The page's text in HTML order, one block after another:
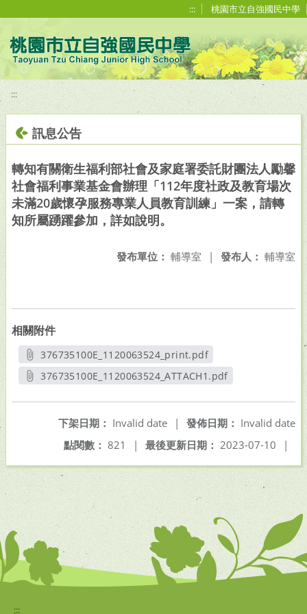
::: 桃園市立自強國民中學
:::
訊息公告
轉知有關衛生福利部社會及家庭署委託財團法人勵馨
社會福利事業基金會辦理「112年度社政及教育場次
未滿20歲懷孕服務專業人員教育訓練」一案，請轉
知所屬踴躍參加，詳如說明。
發布人： 輔導室
發布單位： 輔導室 |
相關附件
376735100E_1120063524_print.pdf
另開新視窗
376735100E_1120063524_ATTACH1.pdf
發佈日期： Invalid date
下架日期： Invalid date
|
最後更新日期： 2023-07-10 |
點閱數： 821 |
:::